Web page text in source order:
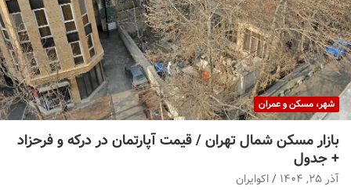
شهر، مسکن و عمران
بازار مسکن شمال تهران / قیمت آپارتمان در درکه و فرحزاد
+ جدول
آذر ۲۵, ۱۴۰۴ اکوایران